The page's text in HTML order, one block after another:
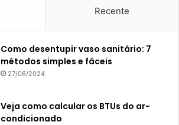
Recente
Como desentupir vaso sanitário: 7
métodos simples e fáceis
27/06/2024
Veja como calcular os BTUs do ar-
condicionado